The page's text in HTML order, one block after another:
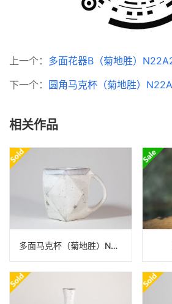
上一个： 多面花器B（菊地胜）
下一个： 圆角马克杯（菊地胜）
相关作品
多面马克杯（菊地胜）N21A140